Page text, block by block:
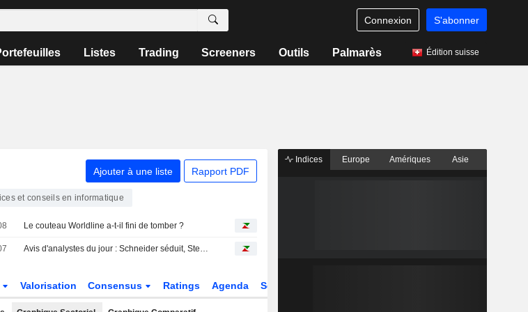
Connexion S'abonner
Listes Trading Screeners Outils Palmarès Édition suisse
Ajouter à une liste Rapport PDF
et conseils en informatique
Le couteau Worldline a-t-il fini de tomber ?
Avis d'analystes du jour : Schneider séduit, Stellantis moins
Valorisation Consensus Ratings Agenda Secteur
Indices Europe Amériques Asie